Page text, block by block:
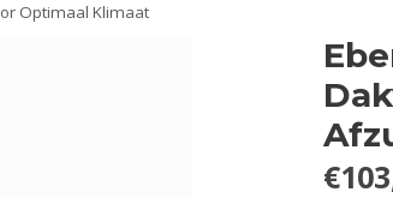
Optimaal Klimaat